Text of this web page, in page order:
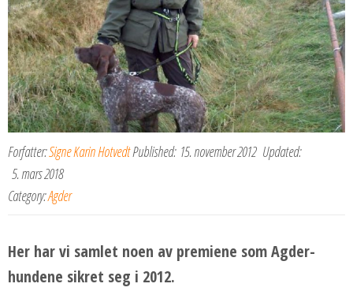
Forfatter:Signe Karin HotvedtPublished: 15. november 2012 Updated:
5. mars 2018
Category:Agder
Her har vi samlet noen av premiene som Agder-
hundene sikret seg i 2012.